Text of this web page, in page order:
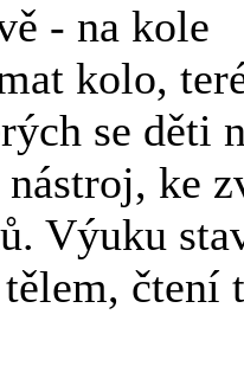
- na kole
kolo,
se
ke
Výuku
čtení